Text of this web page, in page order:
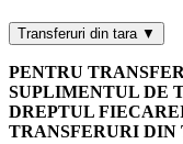
Transferuri din tara ▼
PENTRU
SUPLIMENTUL DE
DREPTUL
TRANSFERURI DIN